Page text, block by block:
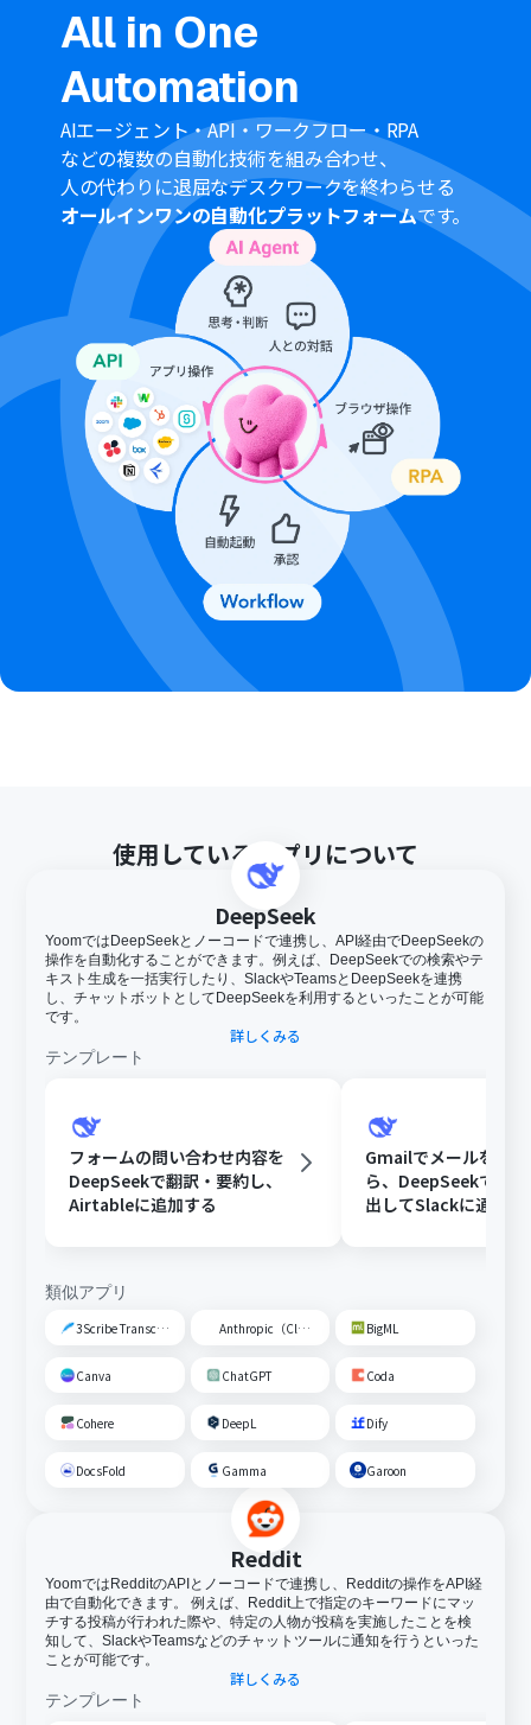
し、後続のオペレーションを実行するための条件を自由
にカスタマイズできます。
内容を自由に編集でき、Notionから取得した情報を変数
として組み込むことが可能です。
Redditへの投稿アクションでは、投稿先のサブレディッ
ト名やタイトル、本文などを、固定値や前段で取得した
変数を活用して任意に設定してください。
■注意事項
Notion、DeepSeek、RedditのそれぞれとYoomを連携
してください。
トリガーは5分、10分、15分、30分、60分の間隔で起動
間隔を選択できます。
プランによって最短の起動間隔が異なりますので、ご注意
ください。
分岐はパーソナルプラン以上のプランでご利用いただけ
る機能（オペレーション）となっております。フリープラ
ンの場合は設定しているフローボットのオペレーション
はエラーとなりますので、ご注意ください。
パーソナルプランなどの有料プランは、2週間の無料トラ
イアルを行うことが可能です。無料トライアル中には制限
対象のアプリや機能（オペレーション）を使用すること
ができます。詳しくは、 料金プラン のページをご参照くだ
さい。
All in One
Automation
AIエージェント・API・ワークフロー・RPA
などの複数の自動化技術を組み合わせ、
人の代わりに退屈なデスクワークを終わらせる
オールインワンの自動化プラットフォームです。
使用しているアプリについて
DeepSeek
YoomではDeepSeekとノーコードで連携し、API経由でDeepSeekの
操作を自動化することができます。例えば、DeepSeekでの検索やテ
キスト生成を一括実行したり、SlackやTeamsとDeepSeekを連携
し、チャットボットとしてDeepSeekを利用するといったことが可能
です。
詳しくみる
テンプレート
フォームの問い合わせ内容を
DeepSeekで翻訳・要約し、
Airtableに追加する
Gmailでメールを受
ら、DeepSeekでテ
出してSlackに通知す
類似アプリ
3Scribe Transcription Anthropic（Claude） BigML
Canva ChatGPT Coda
Cohere DeepL Dify
DocsFold Gamma Garoon
Reddit
YoomではRedditのAPIとノーコードで連携し、Redditの操作をAPI経
由で自動化できます。 例えば、Reddit上で指定のキーワードにマッ
チする投稿が行われた際や、特定の人物が投稿を実施したことを検
知して、SlackやTeamsなどのチャットツールに通知を行うといった
ことが可能です。
詳しくみる
テンプレート